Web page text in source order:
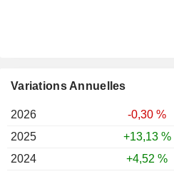
Variations Annuelles
2026
-0,30 %
2025
+13,13 %
2024
+4,52 %